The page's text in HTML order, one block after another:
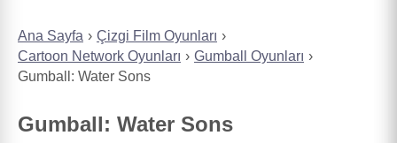
Ana Sayfa
Çizgi Film Oyunları
Cartoon Network Oyunları
Gumball Oyunları
Gumball: Water Sons
Gumball: Water Sons